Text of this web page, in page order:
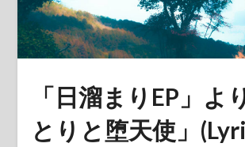
「日溜まりEP」よ
とりと堕天使」